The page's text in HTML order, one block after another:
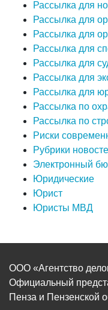
Рассылка для
Рассылка для
Рассылка для
Рассылка для
Рассылка для
Рассылка для
Рассылка для
Рассылка по
Рассылка по
Риски
Рубрики
Электронный
Юридические
Юрист
Юристы МВД
ООО «Агентство
Официальный
Пенза и Пензенской